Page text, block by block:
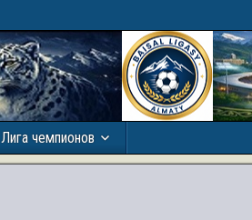
Лига чемпионов